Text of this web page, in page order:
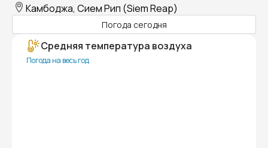
Камбоджа, Сием Рип (Siem Reap)
Погода сегодня
Средняя температура воздуха
Погода на весь год